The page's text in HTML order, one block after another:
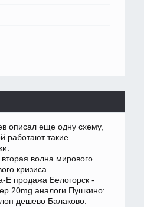
описал еще одну схему,
работают такие
волна мирового
кризиса.
E продажа Белогорск -
20mg аналоги Пушкино:
дешево Балаково.